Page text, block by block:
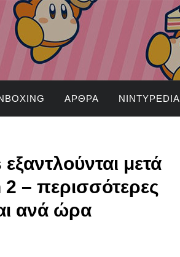
ΆΡΘΡΑ NINTYPEDIA
μετά
– περισσότερες
ανά ώρα